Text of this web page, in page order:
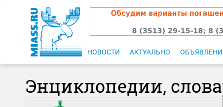
НОВОСТИ АКТУАЛЬНО
Энциклопедии,